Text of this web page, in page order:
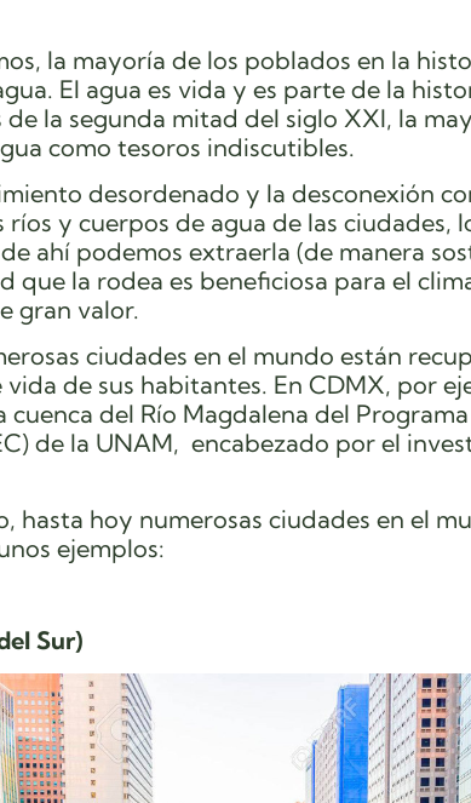
la mayoría de los poblados en la
El agua es vida y es parte de la
de la segunda mitad del siglo XXI, la
como tesoros indiscutibles.
desordenado y la desconexión
ríos y cuerpos de agua de las
ahí podemos extraerla (de manera
que la rodea es beneficiosa para el
gran valor.
ciudades en el mundo están
vida de sus habitantes. En CDMX, por
cuenca del Río Magdalena del
de la UNAM, encabezado por el
hasta hoy numerosas ciudades en el
ejemplos:
Sur)